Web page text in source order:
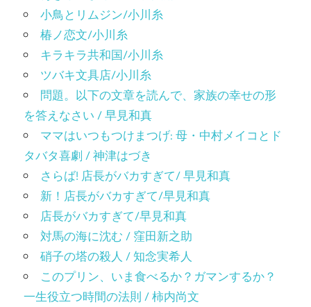
小鳥とリムジン/小川糸
椿ノ恋文/小川糸
キラキラ共和国/小川糸
ツバキ文具店/小川糸
問題。以下の文章を読んで、家族の幸せの形
を答えなさい / 早見和真
ママはいつもつけまつげ: 母・中村メイコとド
タバタ喜劇 / 神津はづき
さらば! 店長がバカすぎて/ 早見和真
新！店長がバカすぎて/早見和真
店長がバカすぎて/早見和真
対馬の海に沈む / 窪田新之助
硝子の塔の殺人 / 知念実希人
このプリン、いま食べるか？ガマンするか？
一生役立つ時間の法則 / 柿内尚文